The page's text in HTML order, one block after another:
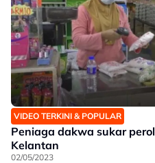
VIDEO TERKINI & POPULAR
Peniaga dakwa sukar
Kelantan
02/05/2023